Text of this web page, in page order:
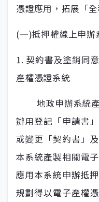
憑證應用，拓展「
(一)抵押權線上申辦
1. 契約書及塗銷同
產權憑證系統
地政申辦系統產
辦用登記「申請書
或變更「契約書」
本系統產製相關電
應用本系統申辦抵
規劃得以電子產權